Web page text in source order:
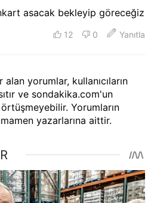
asacak bekleyip göreceğiz
12 0 Yanıtla
yorumlar, kullanıcıların
ve sondakika.com'un
Yorumların
yazarlarına aittir.